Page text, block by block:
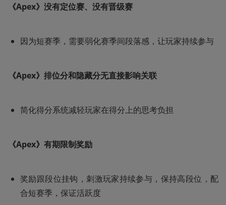
《Apex》没有定位赛、没有晋级赛
因为短赛季，需要弱化赛季间段落感，让玩家持续参与
《Apex》排位分和隐藏分无直接影响关联
简化得分系统减轻玩家在得分上的思考负担
《Apex》有期限制奖励
奖励跟段位挂钩，刺激玩家持续参与，保持高段位，配
合短赛季，保证活跃度